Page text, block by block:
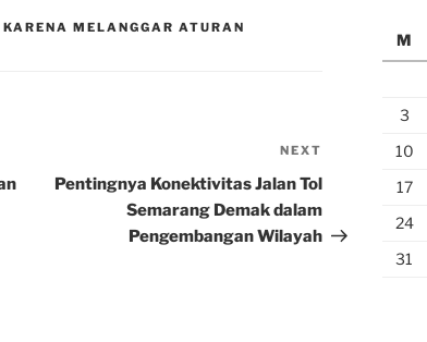
MELANGGAR ATURAN
Post
NEXT
Pentingnya Konektivitas Jalan Tol
Semarang Demak dalam
Pengembangan Wilayah
M
3
10
17
24
31